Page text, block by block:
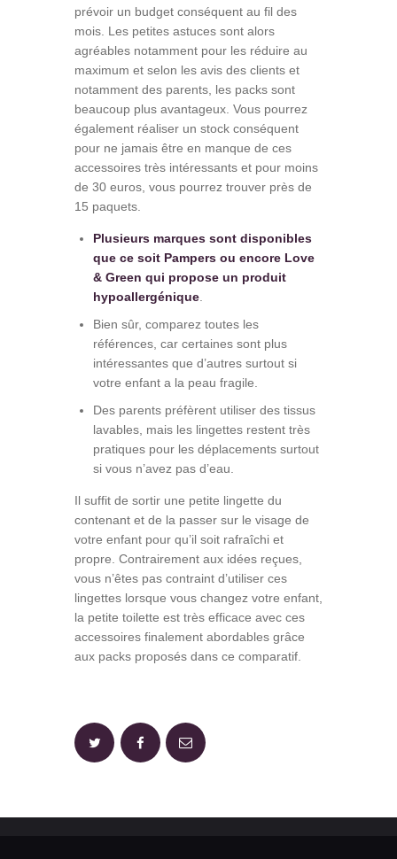
prévoir un budget conséquent au fil des
mois. Les petites astuces sont alors
agréables notamment pour les réduire au
maximum et selon les avis des clients et
notamment des parents, les packs sont
beaucoup plus avantageux. Vous pourrez
également réaliser un stock conséquent
pour ne jamais être en manque de ces
accessoires très intéressants et pour moins
de 30 euros, vous pourrez trouver près de
15 paquets.
Plusieurs marques sont disponibles
que ce soit Pampers ou encore Love
& Green qui propose un produit
hypoallergénique
Bien sûr, comparez toutes les
références, car certaines sont plus
intéressantes que d’autres surtout si
votre enfant a la peau fragile.
Des parents préfèrent utiliser des tissus
lavables, mais les lingettes restent très
pratiques pour les déplacements surtout
si vous n’avez pas d’eau.
Il suffit de sortir une petite lingette du
contenant et de la passer sur le visage de
votre enfant pour qu’il soit rafraîchi et
propre. Contrairement aux idées reçues,
vous n’êtes pas contraint d’utiliser ces
lingettes lorsque vous changez votre enfant,
la petite toilette est très efficace avec ces
accessoires finalement abordables grâce
aux packs proposés dans ce comparatif.